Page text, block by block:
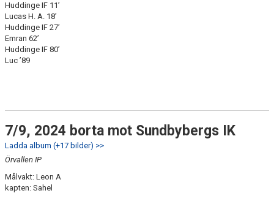
Huddinge IF 11’
Lucas H. A. 18’
Huddinge IF 27’
Emran 62’
Huddinge IF 80’
Luc ’89
7/9, 2024 borta mot Sundbybergs IK
Ladda album (+17 bilder) >>
Örvallen IP
Målvakt: Leon A
kapten: Sahel